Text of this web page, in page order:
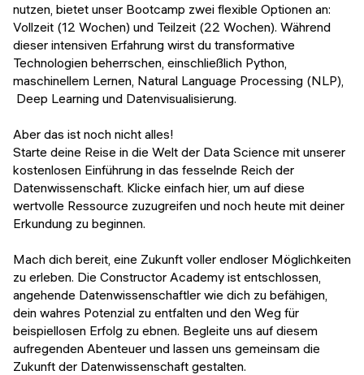
nutzen, bietet unser Bootcamp zwei flexible Optionen an:
Vollzeit (12 Wochen) und Teilzeit (22 Wochen). Während
dieser intensiven Erfahrung wirst du transformative
Technologien beherrschen, einschließlich Python,
maschinellem Lernen, Natural Language Processing (NLP),
Deep Learning und Datenvisualisierung.
Aber das ist noch nicht alles!
Starte deine Reise in die Welt der Data Science mit unserer
kostenlosen Einführung in das fesselnde Reich der
Datenwissenschaft. Klicke einfach hier, um auf diese
wertvolle Ressource zuzugreifen und noch heute mit deiner
Erkundung zu beginnen.
Mach dich bereit, eine Zukunft voller endloser Möglichkeiten
zu erleben. Die Constructor Academy ist entschlossen,
angehende Datenwissenschaftler wie dich zu befähigen,
dein wahres Potenzial zu entfalten und den Weg für
beispiellosen Erfolg zu ebnen. Begleite uns auf diesem
aufregenden Abenteuer und lassen uns gemeinsam die
Zukunft der Datenwissenschaft gestalten.